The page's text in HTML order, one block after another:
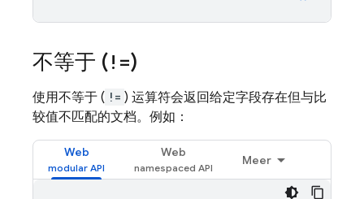
不等于 (!=)
使用不等于 ( != ) 运算符会返回给定字段存在但与比
较值不匹配的文档。例如：
Web Web
Meer